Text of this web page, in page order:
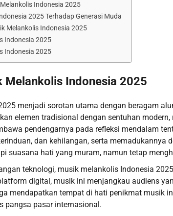
Indonesia 2025
2025 Terhadap Generasi Muda
Melankolis Indonesia 2025
Indonesia 2025
Indonesia 2025
Melankolis Indonesia 2025
menjadi sorotan utama dengan beragam
elemen tradisional dengan sentuhan
pendengarnya pada refleksi mendalam
dan kehilangan, serta memadukannya
suasana hati yang muram, namun tetap
teknologi, musik melankolis Indonesia
digital, musik ini menjangkau audiens
mendapatkan tempat di hati penikmat musik
pangsa pasar internasional.